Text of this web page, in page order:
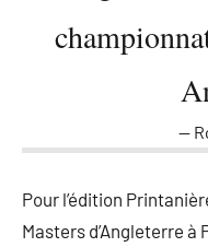
Pour l’édition
Masters d’Angleterre à